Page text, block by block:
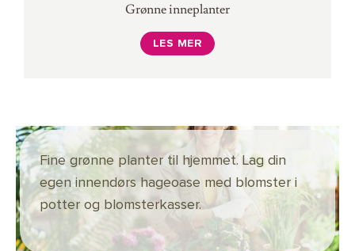
Grønne inneplanter
LES MER
Fine grønne planter til hjemmet. Lag din
egen innendørs hageoase med blomster i
potter og blomsterkasser.